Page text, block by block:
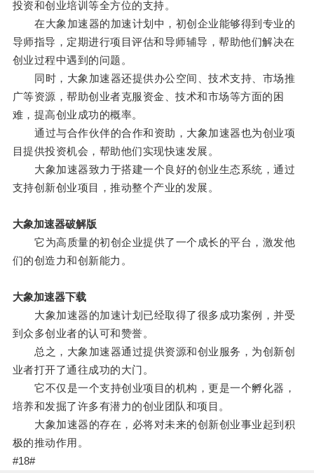
投资和创业培训等全方位的支持。
在大象加速器的加速计划中，初创企业能够得到专业的
导师指导，定期进行项目评估和导师辅导，帮助他们解决在
创业过程中遇到的问题。
同时，大象加速器还提供办公空间、技术支持、市场推
广等资源，帮助创业者克服资金、技术和市场等方面的困
难，提高创业成功的概率。
通过与合作伙伴的合作和资助，大象加速器也为创业项
目提供投资机会，帮助他们实现快速发展。
大象加速器致力于搭建一个良好的创业生态系统，通过
支持创新创业项目，推动整个产业的发展。
大象加速器破解版
它为高质量的初创企业提供了一个成长的平台，激发他
们的创造力和创新能力。
大象加速器下载
大象加速器的加速计划已经取得了很多成功案例，并受
到众多创业者的认可和赞誉。
总之，大象加速器通过提供资源和创业服务，为创新创
业者打开了通往成功的大门。
它不仅是一个支持创业项目的机构，更是一个孵化器，
培养和发掘了许多有潜力的创业团队和项目。
大象加速器的存在，必将对未来的创新创业事业起到积
极的推动作用。
#18#